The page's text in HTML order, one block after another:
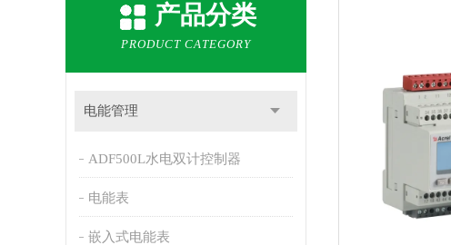
产品分类
PRODUCT CATEGORY
电能管理
ADF500L水电双计控制器
电能表
嵌入式电能表